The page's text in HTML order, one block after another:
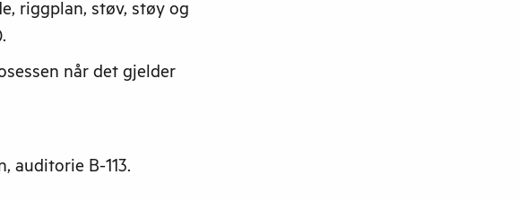
riggplan, støv, støy og
når det gjelder
auditorie B-113.